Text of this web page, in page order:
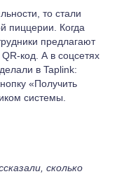
то стали
пиццерии. Когда
предлагают
код. А в соцсетях
в Taplink:
«Получить
системы.
сколько